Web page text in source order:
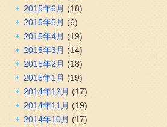
2015年6月 (18)
2015年5月 (6)
2015年4月 (19)
2015年3月 (14)
2015年2月 (18)
2015年1月 (19)
2014年12月 (17)
2014年11月 (19)
2014年10月 (17)